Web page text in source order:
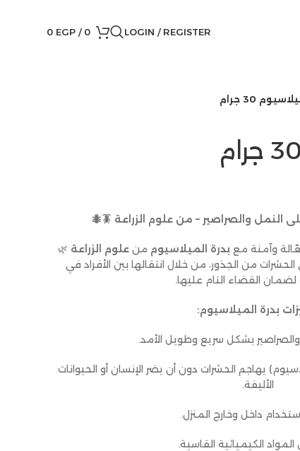
LOGIN / REGISTER
0
/
0 EGP
30 جرام
والصراصير – من علوم الزراعة 🪳🐜
وآمنة مع بدرة الميلاسيوم منعلوم الزراعة 🌿
من الجذور، من خلال انتقالها بين الأفراد في
القضاء التام عليها.
بدرة الميلاسيوم:
بشكل سريع وطويل الأمد.
يهاجم الحشرات دون أن يضر الإنسان أو الحيوانات
الأليفة.
داخل وخارج المنزل.
الكيميائية القاسية.